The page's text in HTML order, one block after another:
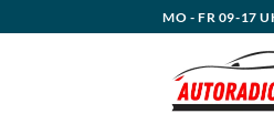
Inhalt
MO - FR 09-17